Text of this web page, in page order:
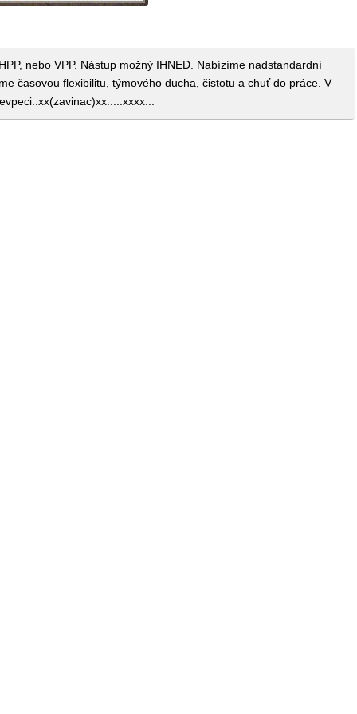
nebo VPP. Nástup možný IHNED. Nabízíme nadstandardní
časovou flexibilitu, týmového ducha, čistotu a chuť do práce. V